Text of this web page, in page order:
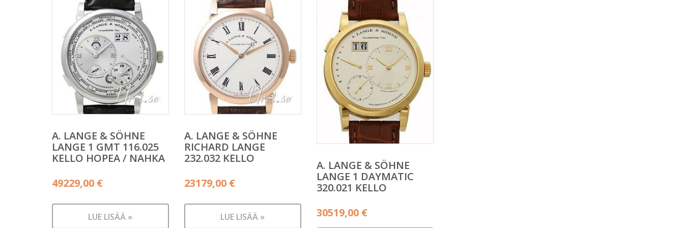
A. LANGE & SÖHNE
LANGE 1 GMT 116.025
KELLO HOPEA / NAHKA
49229,00 €
LUE LISÄÄ »
A. LANGE & SÖHNE
RICHARD LANGE
232.032 KELLO
23179,00 €
LUE LISÄÄ »
A. LANGE & SÖHNE
LANGE 1 DAYMATIC
320.021 KELLO
30519,00 €